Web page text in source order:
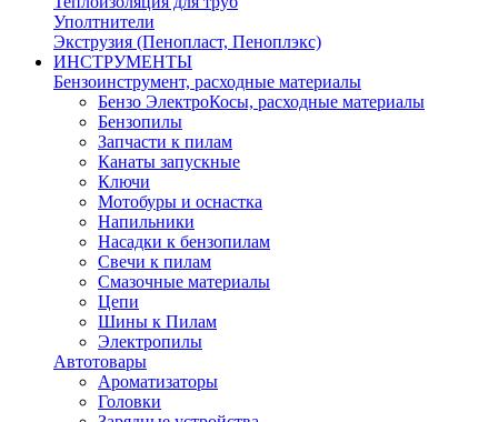
Уполтнители
Экструзия (Пенопласт, Пеноплэкс)
ИНСТРУМЕНТЫ
Бензоинструмент, расходные материалы
Бензо ЭлектроКосы, расходные материалы
Бензопилы
Запчасти к пилам
Канаты запускные
Ключи
Мотобуры и оснастка
Напильники
Насадки к бензопилам
Свечи к пилам
Смазочные материалы
Цепи
Шины к Пилам
Электропилы
Автотовары
Ароматизаторы
Головки